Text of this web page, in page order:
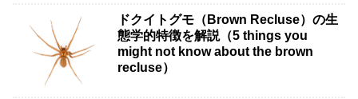
ドクイトグモ（Brown Recluse）の生
態学的特徴を解説（5 things you
might not know about the brown
recluse）